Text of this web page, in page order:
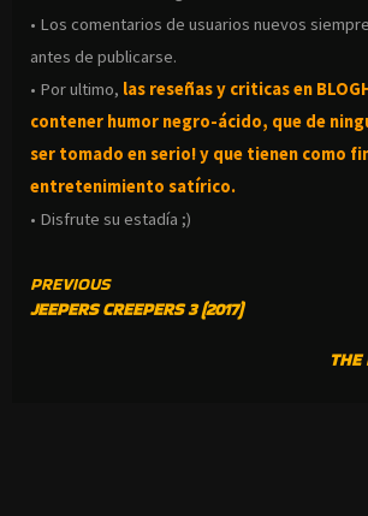
• Los comentarios de usuarios nuevos
antes de publicarse.
• Por ultimo, las reseñas y criticas en
contener humor negro-ácido, que de
ser tomado en serio! y que tienen como
entretenimiento satírico.
• Disfrute su estadía ;)
CONTINUE
READING
PREVIOUS
JEEPERS CREEPERS 3 (2017)
THE